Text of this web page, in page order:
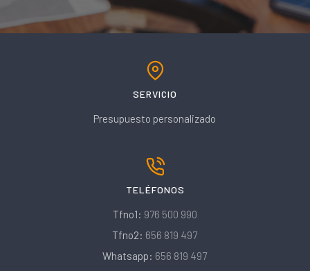
SERVICIO
Presupuesto personalizado
TELÉFONOS
Tfno1: 976 500 990
Tfno2: 656 819 497
Whatsapp: 656 819 497